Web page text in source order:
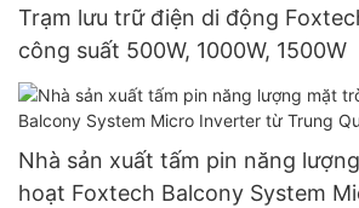
Trạm lưu trữ điện di động
công suất 500W, 1000W, 1500W
Nhà sản xuất tấm pin năng
hoạt Foxtech Balcony System